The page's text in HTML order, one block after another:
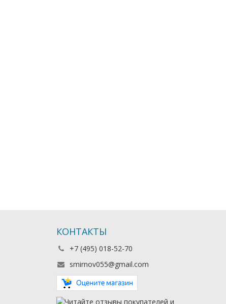
КОНТАКТЫ
+7 (495) 018-52-70
smirnov055@gmail.com